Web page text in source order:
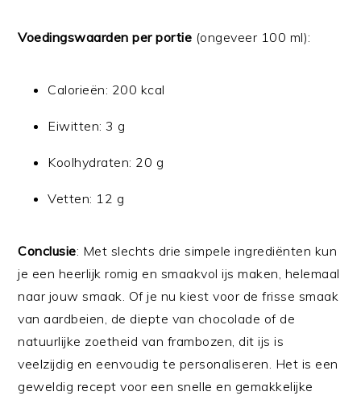
Voedingswaarden per portie (ongeveer 100 ml):
Calorieën: 200 kcal
Eiwitten: 3 g
Koolhydraten: 20 g
Vetten: 12 g
Conclusie: Met slechts drie simpele ingrediënten kun
je een heerlijk romig en smaakvol ijs maken, helemaal
naar jouw smaak. Of je nu kiest voor de frisse smaak
van aardbeien, de diepte van chocolade of de
natuurlijke zoetheid van frambozen, dit ijs is
veelzijdig en eenvoudig te personaliseren. Het is een
geweldig recept voor een snelle en gemakkelijke